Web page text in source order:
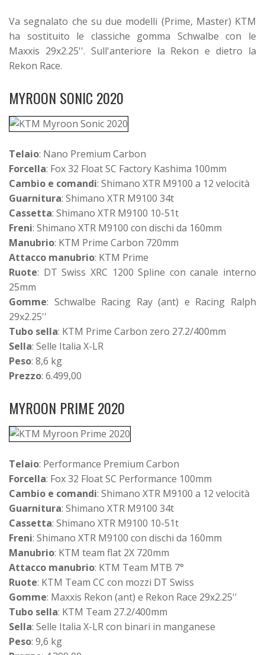
Va segnalato che su due modelli (Prime, Master) KTM
ha sostituito le classiche gomma Schwalbe con le
Maxxis 29x2.25''. Sull'anteriore la Rekon e dietro la
Rekon Race.
MYROON SONIC 2020
Telaio: Nano Premium Carbon
Forcella: Fox 32 Float SC Factory Kashima 100mm
Cambio e comandi: Shimano XTR M9100 a 12 velocità
Guarnitura: Shimano XTR M9100 34t
Cassetta: Shimano XTR M9100 10-51t
Freni: Shimano XTR M9100 con dischi da 160mm
Manubrio: KTM Prime Carbon 720mm
Attacco manubrio: KTM Prime
Ruote: DT Swiss XRC 1200 Spline con canale interno
25mm
Gomme: Schwalbe Racing Ray (ant) e Racing Ralph
29x2.25''
Tubo sella: KTM Prime Carbon zero 27.2/400mm
Sella: Selle Italia X-LR
Peso: 8,6 kg
Prezzo: 6.499,00
MYROON PRIME 2020
Telaio: Performance Premium Carbon
Forcella: Fox 32 Float SC Performance 100mm
Cambio e comandi: Shimano XTR M9100 a 12 velocità
Guarnitura: Shimano XTR M9100 34t
Cassetta: Shimano XTR M9100 10-51t
Freni: Shimano XTR M9100 con dischi da 160mm
Manubrio: KTM team flat 2X 720mm
Attacco manubrio: KTM Team MTB 7°
Ruote: KTM Team CC con mozzi DT Swiss
Gomme: Maxxis Rekon (ant) e Rekon Race 29x2.25''
Tubo sella: KTM Team 27.2/400mm
Sella: Selle Italia X-LR con binari in manganese
Peso: 9,6 kg